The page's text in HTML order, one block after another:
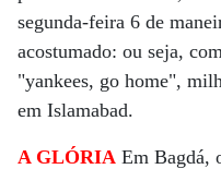
segunda-feira 6 de
acostumado: ou seja,
"yankees, go home",
em Islamabad.
A GLÓRIA Em Bagdá,